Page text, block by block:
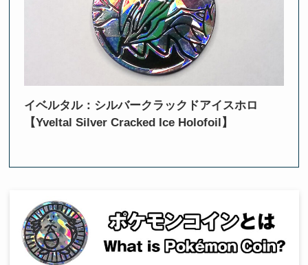
イベルタル：シルバークラックドアイスホロ
【Yveltal Silver Cracked Ice Holofoil】